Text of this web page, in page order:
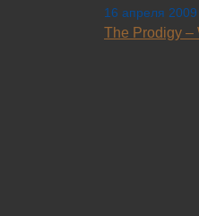
16 апреля
The Prodigy –